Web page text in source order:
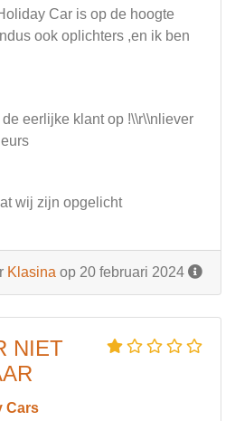
Car is op de hoogte
ook oplichters ,en ik ben
eerlijke klant op !\\r\\nliever
wij zijn opgelicht
Klasina op 20 februari 2024
NIET
Cars